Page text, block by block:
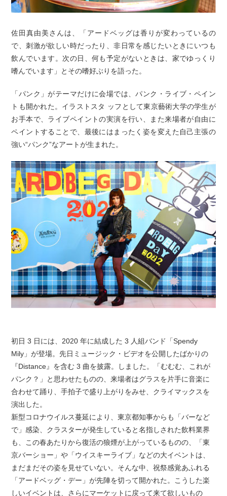
佐田真由美さんは、「アードベッグは香りが変わっているの
で、刺激が欲しい時だったり、非日常を感じたいときにいつも
飲んでいます。次の日、何も予定がないときは、家でゆっくり
嗜んでいます」とその嗜好ぶりを語った。
「パンク」がテーマだけに会場では、パンク・ライブ・ペイン
トも開かれた。イラストスタ ッフとして東京藝術大学の学生が
お手本で、ライブペイントの実演を行い、また来場者が自由に
ペイントすることで、最後にはまったく姿を変えた自己主張の
強い“パンク”なアートが生まれた。
初日 3 日には、2020 年に結成した 3 人組バンド「Spendy
Mily」が登場。先日ミュージック・ビデオを公開したばかりの
『Distance』を含む 3 曲を披露。しました。「むむむ、これが
パンク？」と思わせたものの、来場者はグラスを片手に音楽に
合わせて踊り、手拍子で盛り上がりをみせ、クライマックスを
演出した。
新型コロナウイルス蔓延により、東京都知事からも「バーなど
で」感染、クラスターが発生していると名指しされた飲料業界
も、この春あたりから復活の狼煙が上がっているものの、「東
京バーショー」や「ウイスキーライブ」などの大イベントは、
まだまだその姿を見せていない。そんな中、祝祭感覚あふれる
「アードベッグ・デー」が先陣を切って開かれた。こうした楽
しいイベントは、さらにマーケットに戻って来て欲しいもの